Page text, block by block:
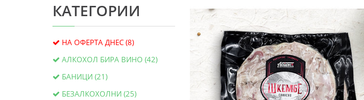
КАТЕГОРИИ
НА ОФЕРТА ДНЕС (8)
АЛКОХОЛ БИРА ВИНО (42)
БАНИЦИ (21)
БЕЗАЛКОХОЛНИ (25)